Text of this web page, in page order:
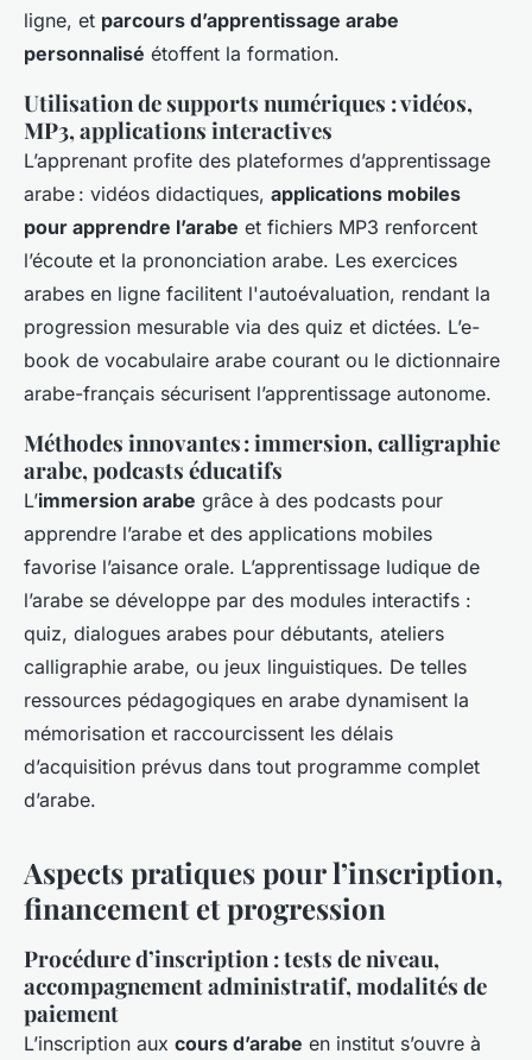
ligne, et parcours d’apprentissage arabe
personnalisé étoffent la formation.
Utilisation de supports numériques : vidéos,
MP3, applications interactives
L’apprenant profite des plateformes d’apprentissage
arabe : vidéos didactiques, applications mobiles
pour apprendre l’arabe et fichiers MP3 renforcent
l’écoute et la prononciation arabe. Les exercices
arabes en ligne facilitent l'autoévaluation, rendant la
progression mesurable via des quiz et dictées. L’e-
book de vocabulaire arabe courant ou le dictionnaire
arabe-français sécurisent l’apprentissage autonome.
Méthodes innovantes : immersion, calligraphie
arabe, podcasts éducatifs
L’immersion arabe grâce à des podcasts pour
apprendre l’arabe et des applications mobiles
favorise l’aisance orale. L’apprentissage ludique de
l’arabe se développe par des modules interactifs :
quiz, dialogues arabes pour débutants, ateliers
calligraphie arabe, ou jeux linguistiques. De telles
ressources pédagogiques en arabe dynamisent la
mémorisation et raccourcissent les délais
d’acquisition prévus dans tout programme complet
d’arabe.
Aspects pratiques pour l’inscription,
financement et progression
Procédure d’inscription : tests de niveau,
accompagnement administratif, modalités de
paiement
L’inscription aux cours d’arabe en institut s’ouvre à